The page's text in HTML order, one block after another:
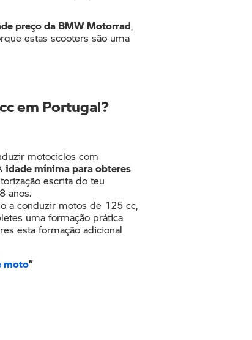
preço da BMW Motorrad,
estas scooters são uma
em Portugal?
motociclos com
idade mínima para obteres
escrita do teu
anos.
a conduzir motos de 125 cc,
uma formação prática
esta formação adicional
moto“